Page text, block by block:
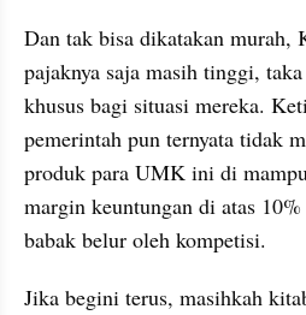
Dan tak bisa dikatakan murah,
pajaknya saja masih tinggi,
khusus bagi situasi mereka.
pemerintah pun ternyata tidak
produk para UMK ini di
margin keuntungan di atas
babak belur oleh kompetisi.
Jika begini terus, masihkah